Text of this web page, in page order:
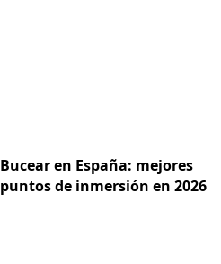
Bucear en España: mejores
puntos de inmersión en 2026